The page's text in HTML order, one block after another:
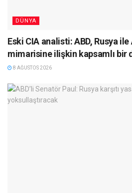
DÜNYA
Eski CIA analisti: ABD, Rusya
mimarisine ilişkin kapsamlı bir
8 AĞUSTOS 2026